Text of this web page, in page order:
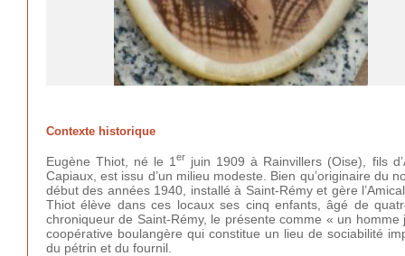
Contexte historique
Eugène Thiot, né le 1er juin 1909 à Rainvillers (Oise), fils
Capiaux, est issu d’un milieu modeste. Bien qu’originaire
début des années 1940, installé à Saint-Rémy et gère
Thiot élève dans ces locaux ses cinq enfants, âgé de
chroniqueur de Saint-Rémy, le présente comme « un
coopérative boulangère qui constitue un lieu de sociabilité
du pétrin et du fournil.